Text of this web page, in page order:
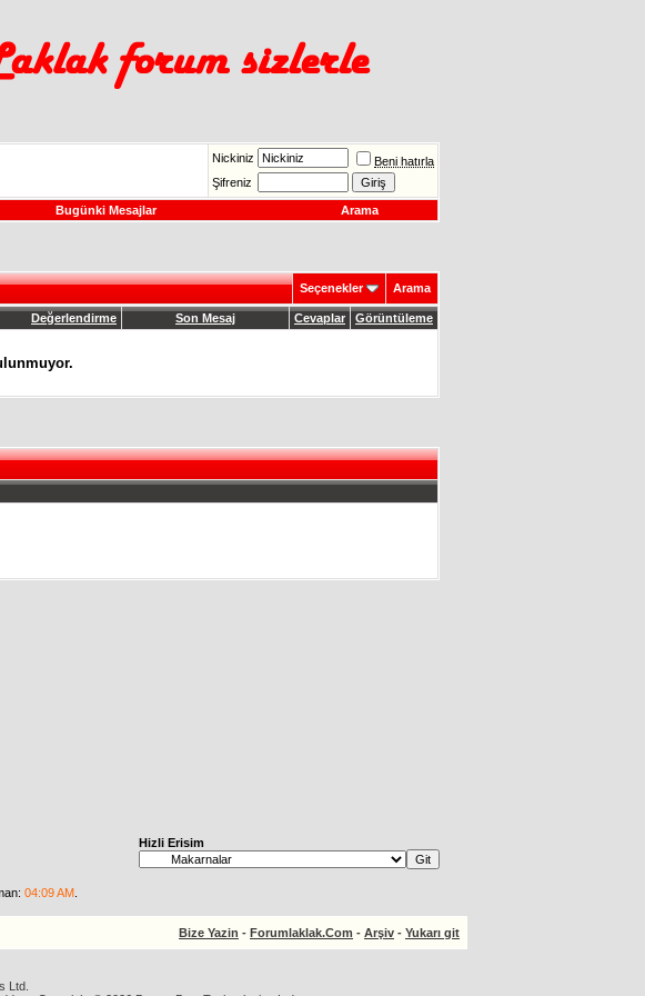
Nickiniz
Beni hatırla
Şifreniz
Bugünki Mesajlar Arama
Seçenekler Arama
Değerlendirme Son Mesaj Cevaplar Görüntüleme
Hizli Erisim
04:09 AM
Bize Yazin - Forumlaklak.Com - Arşiv - Yukarı git
Ltd.